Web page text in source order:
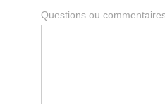
Questions ou